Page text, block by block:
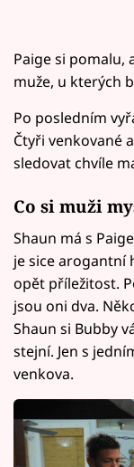
Paige si pomalu,
muže, u kterých
Po posledním
Čtyři venkované
sledovat chvíle
Co si muži
Shaun má s
je sice arogantní
opět příležitost.
jsou oni dva.
Shaun si Bubby
stejní. Jen s
venkova.